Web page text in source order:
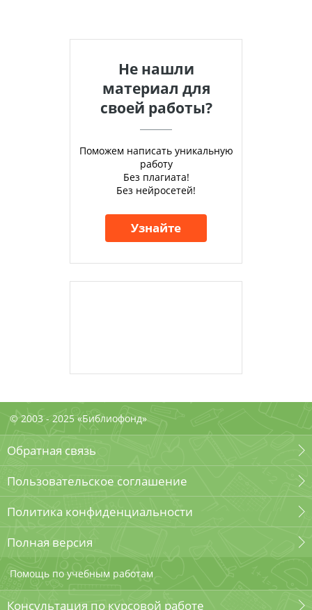
Не нашли
материал для
своей работы?
Поможем написать уникальную
работу
Без плагиата!
Без нейросетей!
Узнайте
© 2003 - 2025 «Библиофонд»
Обратная связь
Пользовательское соглашение
Политика конфиденциальности
Полная версия
Помощь по учебным работам
Консультация по курсовой работе